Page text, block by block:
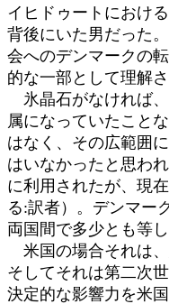
イヒドゥートにおけ
背後にいた男だった
会へのデンマークの
的な一部として理解
氷晶石がなければ
属になっていたこと
はなく、その広範囲
はいなかったと思わ
に利用されたが、現
る:訳者）。デンマー
両国間で多少とも等
米国の場合それは、
そしてそれは第二次
決定的な影響力を米